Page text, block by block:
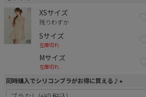
XSサイズ
残りわずか
Sサイズ
在庫切れ
Mサイズ
在庫切れ
同時購入でシリコンブラがお得に買える♪
(